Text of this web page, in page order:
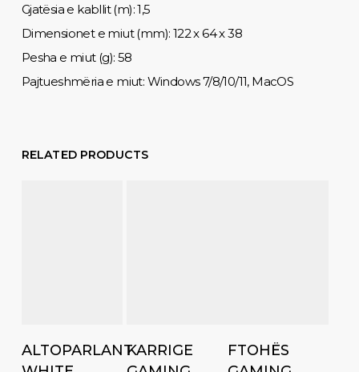
Gjatësia e kabllit (m): 1,5
Dimensionet e miut (mm): 122 x 64 x 38
Pesha e miut (g): 58
Pajtueshmëria e miut: Windows 7/8/10/11, MacOS
RELATED PRODUCTS
ALTOPARLANTKARRIGE
Add to cart
FTOHËS